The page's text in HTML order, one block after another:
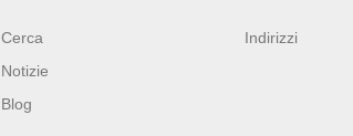
Cerca
Notizie
Blog
Indirizzi